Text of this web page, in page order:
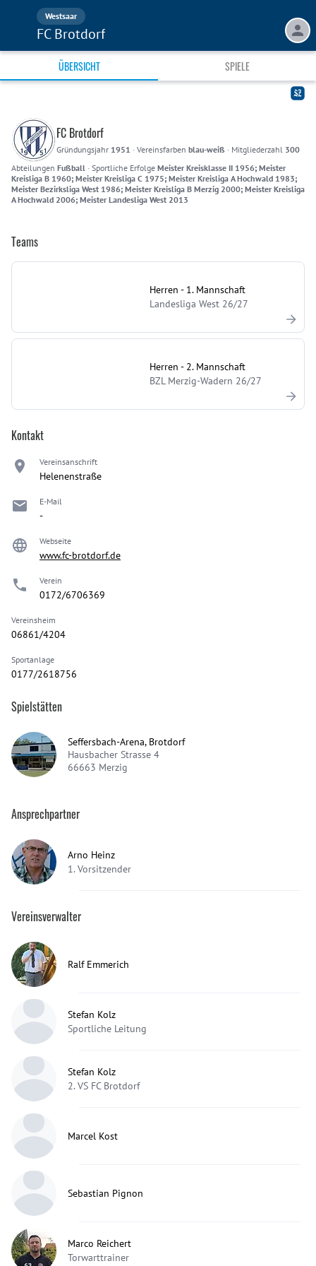
Westsaar
FC Brotdorf
ÜBERSICHT SPIELE
FC Brotdorf
Gründungsjahr 1951 · Vereinsfarben blau-weiß · Mitgliederzahl 300
Abteilungen Fußball · Sportliche Erfolge Meister Kreisklasse II 1956; Meister
Kreisliga B 1960; Meister Kreisliga C 1975; Meister Kreisliga A Hochwald 1983;
Meister Bezirksliga West 1986; Meister Kreisliga B Merzig 2000; Meister Kreisliga
A Hochwald 2006; Meister Landesliga West 2013
Teams
Herren - 1. Mannschaft
Landesliga West 26/27
Herren - 2. Mannschaft
BZL Merzig-Wadern 26/27
Kontakt
Vereinsanschrift
Helenenstraße
E-Mail
-
Webseite
www.fc-brotdorf.de
Verein
0172/6706369
Vereinsheim
06861/4204
Sportanlage
0177/2618756
Spielstätten
Seffersbach-Arena, Brotdorf
Hausbacher Strasse 4
66663 Merzig
Ansprechpartner
Arno Heinz
1. Vorsitzender
Vereinsverwalter
Ralf Emmerich
Stefan Kolz
Sportliche Leitung
Stefan Kolz
2. VS FC Brotdorf
Marcel Kost
Sebastian Pignon
Marco Reichert
Torwarttrainer